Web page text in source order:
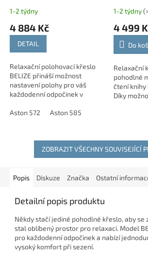
1-2 týdny
4 884 Kč
DETAIL
Relaxační polohovací křeslo
BELIZE přináší možnost
nastavení polohy pro váš
každodenní odpočinek v
Díky svému modernímu a
Aston 572 Aston 585
1-2 týdny
4 499
Do
Relaxační
pohodlné
čtení knihy
Díky
ZOBRAZIT VŠECHNY SOUVISEJÍCÍ
Popis Diskuze Značka Ostatní
Detailní popis produktu
Někdy stačí jediné pohodlné křeslo, aby se
stal oblíbený prostor pro relaxaci. Model
pro každodenní odpočinek a nabízí
vysoký komfort při sezení.